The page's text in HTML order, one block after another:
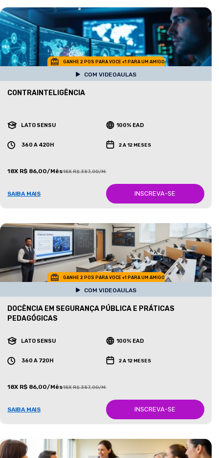
GANHE 2 POS PARA VOCE +1 PARA UM AMIGO
COM VIDEOAULAS
CONTRAINTELIGÊNCIA
LATO SENSU 100% EAD
360 A 420H 2 A 12 MESES
18X R$ 86,00/Mês18X R$ 387,00/Mês
SAIBA MAIS INSCREVA-SE
GANHE 2 POS PARA VOCE +1 PARA UM AMIGO
COM VIDEOAULAS
DOCÊNCIA EM SEGURANÇA PÚBLICA E PRÁTICAS
PEDAGÓGICAS
LATO SENSU 100% EAD
360 A 720H 2 A 12 MESES
18X R$ 86,00/Mês18X R$ 387,00/Mês
SAIBA MAIS INSCREVA-SE